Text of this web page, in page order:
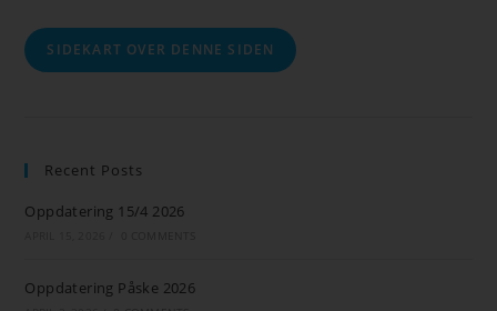
SIDEKART OVER DENNE SIDEN
Recent Posts
Oppdatering 15/4 2026
Oppdatering Påske 2026